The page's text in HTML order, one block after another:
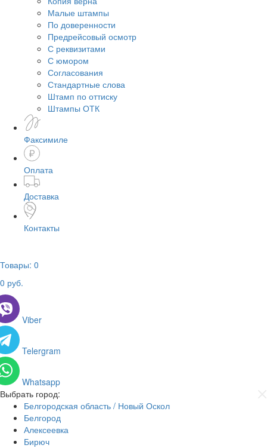
Малые штампы
По доверенности
Предрейсовый осмотр
С реквизитами
С юмором
Согласования
Стандартные слова
Штамп по оттиску
Штампы ОТК
Факсимиле
Оплата
Доставка
Контакты
Товары: 0
0 руб.
Viber
Telergram
Whatsapp
Выбрать город:
Белгородская область / Новый Оскол
Белгород
Алексеевка
Бирюч